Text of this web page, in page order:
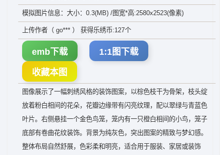
模拟图片信息：大小：0.3(MB) /图宽*高:2580x2523(像素)
上传作者（ go*** ） 获得乐绣币:127个
emb下载 1:1图下载
收藏本图
图像展示了一幅刺绣风格的装饰图案，以棕色枝干为骨架，枝头绽
放着粉白相间的花朵，花瓣边缘带有闪亮纹理，配以翠绿与青蓝色
叶片。右侧悬挂一个金色鸟笼，笼内有一只橙白相间的小鸟，笼子
底部有卷曲花纹装饰。背景为纯灰色，突出图案的精致与梦幻感。
整体布局自然舒展，色彩柔和明亮，适合用于服装、家居或装饰